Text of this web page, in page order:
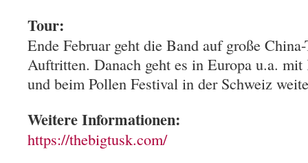
Tour:
Ende Februar geht die Band auf große
Auftritten. Danach geht es in Europa u.a.
und beim Pollen Festival in der Schweiz
Weitere Informationen:
https://thebigtusk.com/